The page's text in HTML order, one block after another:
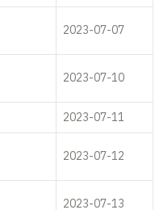
2023-07-07
2023-07-10
2023-07-11
2023-07-12
2023-07-13